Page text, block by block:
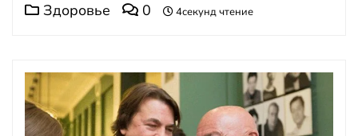
Здоровье 0 4секунд чтение